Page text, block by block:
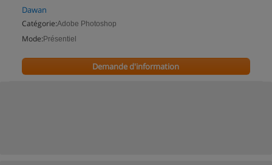
Dawan
Catégorie:Adobe Photoshop
Mode: Présentiel
Demande d'information